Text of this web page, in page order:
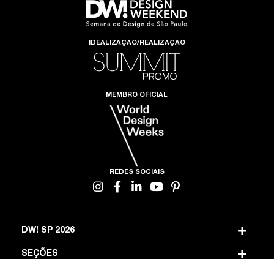
IDEALIZAÇÃO/REALIZAÇÃO
MEMBRO OFICIAL
REDES SOCIAIS
DW! SP 2026
SEÇÕES